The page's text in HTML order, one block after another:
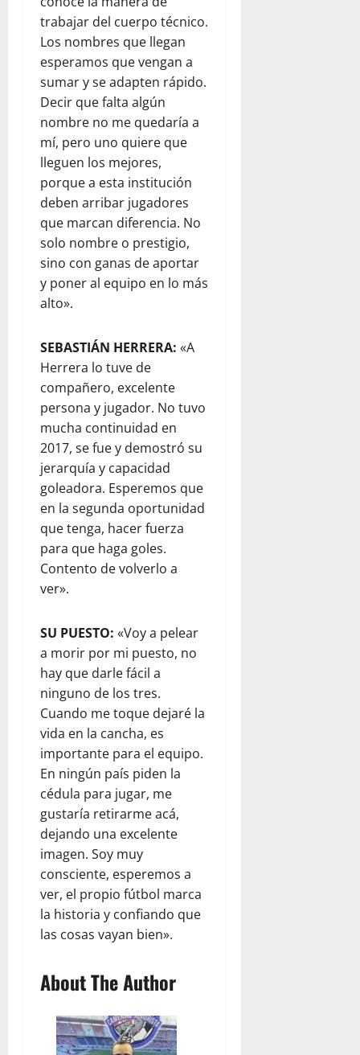
trabajar del cuerpo técnico.
Los nombres que llegan
esperamos que vengan a
sumar y se adapten rápido.
Decir que falta algún
nombre no me quedaría a
mí, pero uno quiere que
lleguen los mejores,
porque a esta institución
deben arribar jugadores
que marcan diferencia. No
solo nombre o prestigio,
sino con ganas de aportar
y poner al equipo en lo más
alto».
SEBASTIÁN HERRERA: «A
Herrera lo tuve de
compañero, excelente
persona y jugador. No tuvo
mucha continuidad en
2017, se fue y demostró su
jerarquía y capacidad
goleadora. Esperemos que
en la segunda oportunidad
que tenga, hacer fuerza
para que haga goles.
Contento de volverlo a
ver».
SU PUESTO: «Voy a pelear
a morir por mi puesto, no
hay que darle fácil a
ninguno de los tres.
Cuando me toque dejaré la
vida en la cancha, es
importante para el equipo.
En ningún país piden la
cédula para jugar, me
gustaría retirarme acá,
dejando una excelente
imagen. Soy muy
consciente, esperemos a
ver, el propio fútbol marca
la historia y confiando que
las cosas vayan bien».
About The Author